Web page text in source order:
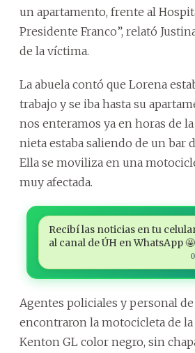
un apartamento, frente al
Presidente Franco”, relató
de la víctima.
La abuela contó que Lorena
trabajo y se iba hasta su
nos enteramos ya en horas de
nieta estaba saliendo de un bar
Ella se moviliza en una
muy afectada.
Recibí las noticias en tu
al canal de ÚH en WhatsApp 🤩
Agentes policiales y personal
encontraron la motocicleta de
Kenton GL color negro, sin